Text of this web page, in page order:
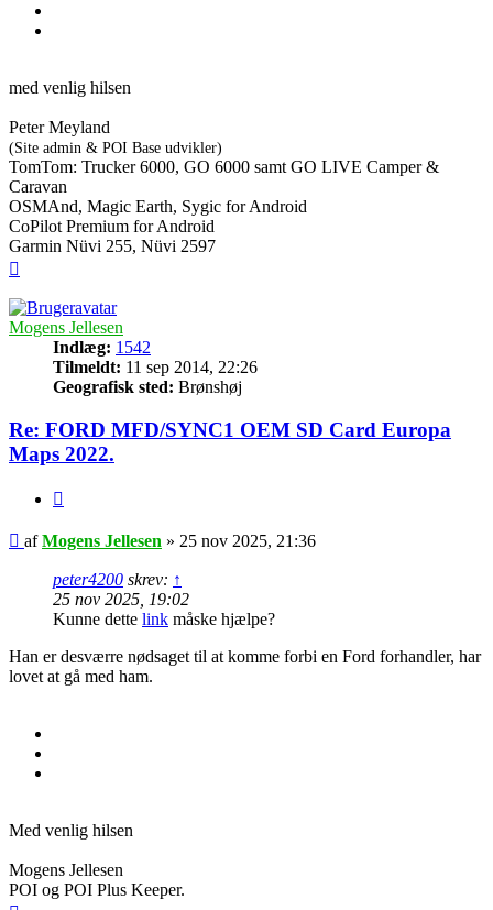
med venlig hilsen
Peter Meyland
(Site admin & POI Base udvikler)
TomTom: Trucker 6000, GO 6000 samt GO LIVE Camper &
Caravan
OSMAnd, Magic Earth, Sygic for Android
CoPilot Premium for Android
Garmin Nüvi 255, Nüvi 2597
Mogens Jellesen
Indlæg: 1542
Tilmeldt: 11 sep 2014, 22:26
Geografisk sted: Brønshøj
Re: FORD MFD/SYNC1 OEM SD Card Europa
Maps 2022.
Indlæg
afMogens Jellesen » 25 nov 2025, 21:36
peter4200 skrev: ↑
25 nov 2025, 19:02
Kunne dette link måske hjælpe?
Han er desværre nødsaget til at komme forbi en Ford forhandler, har
lovet at gå med ham.
Med venlig hilsen
Mogens Jellesen
POI og POI Plus Keeper.